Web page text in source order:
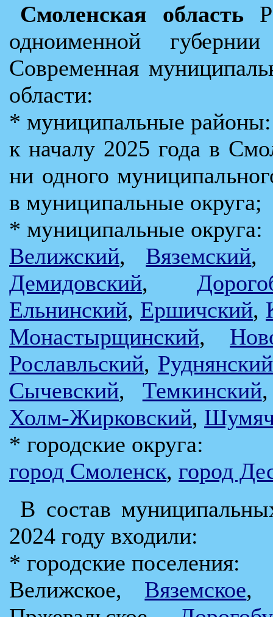
Смоленская область
одноименной
Cовременная
области:
* муниципальные районы:
к началу 2025 года в
ни одного
в муниципальные округа;
* муниципальные округа:
Велижский, Вяземский
Демидовский,
Ельнинский, Ершичский,
Монастырщинский,
Рославльский, Руднянский
Сычевский, Темкинский
Холм-Жирковский,
* городские округа:
город Смоленск, город
В состав
2024 году входили:
* городские поселения:
Велижское, Вяземское